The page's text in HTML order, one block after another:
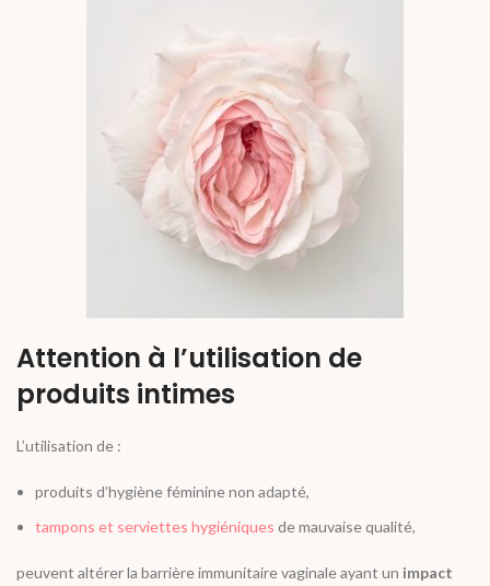
Attention à l’utilisation de
produits intimes
L’utilisation de :
produits d’hygiène féminine non adapté,
tampons et serviettes hygiéniques de mauvaise qualité,
peuvent altérer la barrière immunitaire vaginale ayant un impact